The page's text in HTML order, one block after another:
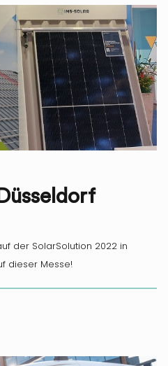
der SolarSolution 2022 in
dieser Messe!